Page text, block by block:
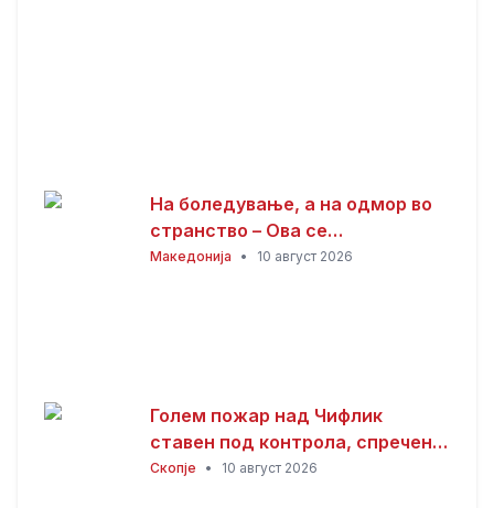
На боледување, а на одмор во
странство – Ова се
последиците
Македонија • 10 август 2026
Голем пожар над Чифлик
ставен под контрола, спречено
ширење кон боровата шума на
Скопје • 10 август 2026